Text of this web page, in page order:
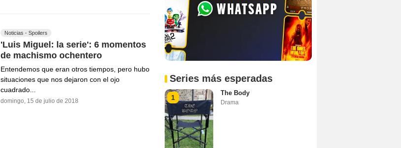
Noticias - Spoilers
'Luis Miguel: la serie': 6 momentos
de machismo ochentero
Entendemos que eran otros tiempos, pero hubo
situaciones que nos dejaron con el ojo
cuadrado...
domingo, 15 de julio de 2018
Series más esperadas
1
The Body
Drama